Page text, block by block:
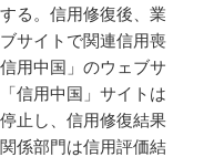
る。信用修復後、業
サイトで関連信用喪
用中国」のウェブサ
信用中国」サイトは
止し、信用修復結果
係部門は信用評価結